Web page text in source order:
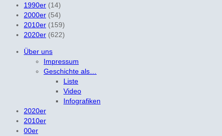
1990er (14)
2000er (54)
2010er (159)
2020er (622)
Über uns
Impressum
Geschichte als…
Liste
Video
Infografiken
2020er
2010er
00er